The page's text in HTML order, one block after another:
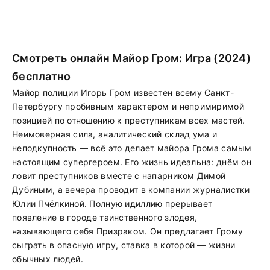
Смотреть онлайн Майор Гром: Игра (2024)
бесплатно
Майор полиции Игорь Гром известен всему Санкт-
Петербургу пробивным характером и непримиримой
позицией по отношению к преступникам всех мастей.
Неимоверная сила, аналитический склад ума и
неподкупность — всё это делает майора Грома самым
настоящим супергероем. Его жизнь идеальна: днём он
ловит преступников вместе с напарником Димой
Дубиным, а вечера проводит в компании журналистки
Юлии Пчёлкиной. Полную идиллию прерывает
появление в городе таинственного злодея,
называющего себя Призраком. Он предлагает Грому
сыграть в опасную игру, ставка в которой — жизни
обычных людей.